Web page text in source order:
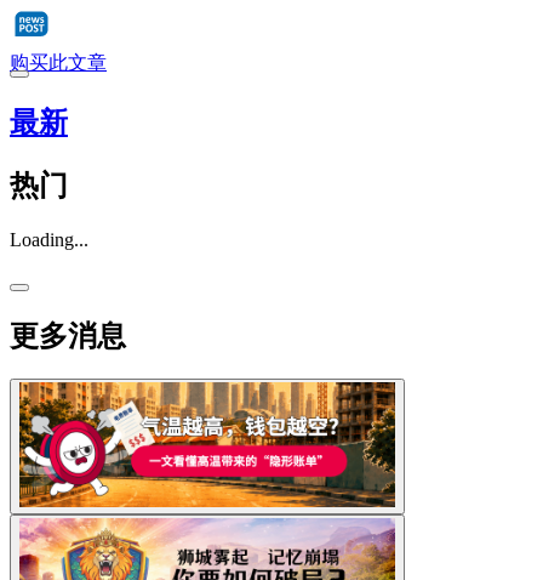
购买此文章
最新
热门
Loading...
更多消息